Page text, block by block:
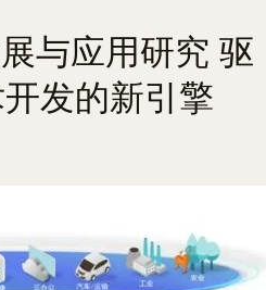
与应用研究 驱
发的新引擎